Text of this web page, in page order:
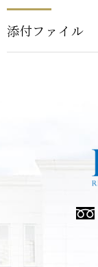
添付ファイル